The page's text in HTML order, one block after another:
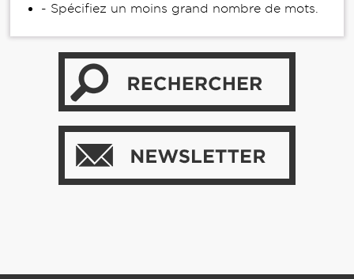
- Spécifiez un moins grand nombre de mots.